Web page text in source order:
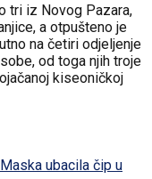
tri iz Novog Pazara,
a otpušteno je
na četiri odjeljenje
od toga njih troje
kiseoničkoj